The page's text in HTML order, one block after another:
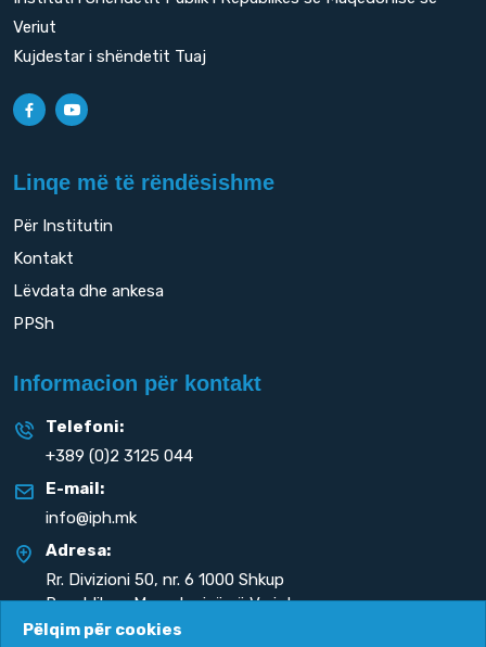
Veriut
Kujdestar i shëndetit Tuaj
Linqe më të rëndësishme
Për Institutin
Kontakt
Lëvdata dhe ankesa
PPSh
Informacion për kontakt
Telefoni:
+389 (0)2 3125 044
E-mail:
info@iph.mk
Adresa:
Rr. Divizioni 50, nr. 6 1000 Shkup
Republika e Maqedonisë së Veriut
Pëlqim për cookies